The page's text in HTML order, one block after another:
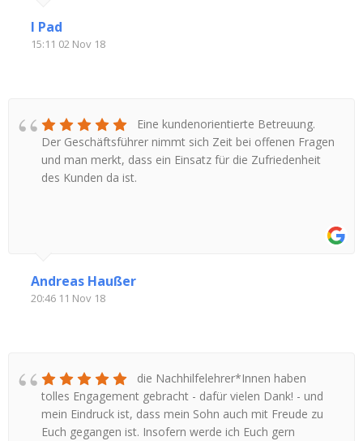
I Pad
15:11 02 Nov 18
Eine kundenorientierte Betreuung.
Der Geschäftsführer nimmt sich Zeit bei offenen Fragen
und man merkt, dass ein Einsatz für die Zufriedenheit
des Kunden da ist.
Andreas Haußer
20:46 11 Nov 18
die Nachhilfelehrer*Innen haben
tolles Engagement gebracht - dafür vielen Dank! - und
mein Eindruck ist, dass mein Sohn auch mit Freude zu
Euch gegangen ist. Insofern werde ich Euch gern